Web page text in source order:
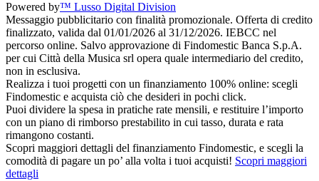
Powered by™ Lusso Digital Division
Messaggio pubblicitario con finalità promozionale. Offerta di credito
finalizzato, valida dal 01/01/2026 al 31/12/2026. IEBCC nel
percorso online. Salvo approvazione di Findomestic Banca S.p.A.
per cui Città della Musica srl opera quale intermediario del credito,
non in esclusiva.
Realizza i tuoi progetti con un finanziamento 100% online: scegli
Findomestic e acquista ciò che desideri in pochi click.
Puoi dividere la spesa in pratiche rate mensili, e restituire l’importo
con un piano di rimborso prestabilito in cui tasso, durata e rata
rimangono costanti.
Scopri maggiori dettagli del finanziamento Findomestic, e scegli la
comodità di pagare un po’ alla volta i tuoi acquisti! Scopri maggiori
dettagli